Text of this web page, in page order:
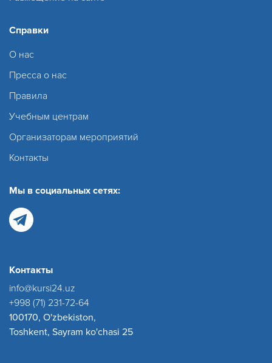
Справки
О нас
Пресса о нас
Правила
Учебным центрам
Организаторам мероприятий
Контакты
Мы в социальных сетях:
Контакты
info@kursi24.uz
+998 (71) 231-72-64
100170, O'zbekiston,
Toshkent, Sayram ko'chasi 25